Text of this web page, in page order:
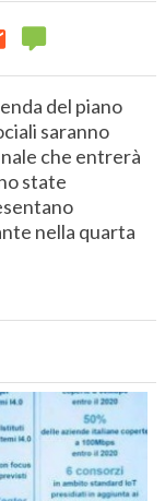
del piano
saranno
che entrerà
state
nella quarta